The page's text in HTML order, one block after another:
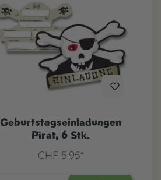
Geburtstagseinladungen
Pirat, 6 Stk.
CHF 5.95*